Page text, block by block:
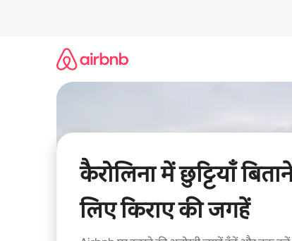
कैरोलिना में छुट्टियाँ
लिए किराए की जगहें